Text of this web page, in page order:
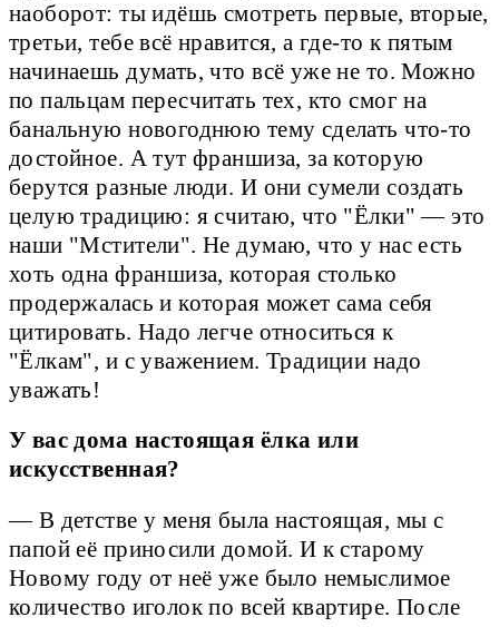
наоборот: ты идёшь смотреть первые, вторые,
третьи, тебе всё нравится, а где-то к пятым
начинаешь думать, что всё уже не то. Можно
по пальцам пересчитать тех, кто смог на
банальную новогоднюю тему сделать что-то
достойное. А тут франшиза, за которую
берутся разные люди. И они сумели создать
целую традицию: я считаю, что "Ёлки" — это
наши "Мстители". Не думаю, что у нас есть
хоть одна франшиза, которая столько
продержалась и которая может сама себя
цитировать. Надо легче относиться к
"Ёлкам", и с уважением. Традиции надо
уважать!
У вас дома настоящая ёлка или
искусственная?
— В детстве у меня была настоящая, мы с
папой её приносили домой. И к старому
Новому году от неё уже было немыслимое
количество иголок по всей квартире. После